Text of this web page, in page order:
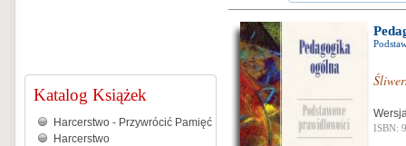
Katalog Książek
Harcerstwo - Przywrócić Pamięć
Harcerstwo
ISBN: